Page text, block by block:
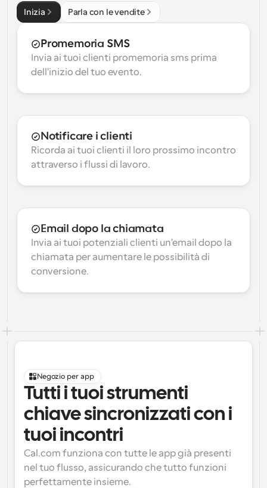
Inizia Parla con le vendite
Promemoria SMS
Invia ai tuoi clienti promemoria sms prima
dell'inizio del tuo evento.
Notificare i clienti
Ricorda ai tuoi clienti il loro prossimo incontro
attraverso i flussi di lavoro.
Email dopo la chiamata
Invia ai tuoi potenziali clienti un'email dopo la
chiamata per aumentare le possibilità di
conversione.
Negozio per app
Tutti i tuoi strumenti
chiave sincronizzati con i
tuoi incontri
Cal.com funziona con tutte le app già presenti
nel tuo flusso, assicurando che tutto funzioni
perfettamente insieme.